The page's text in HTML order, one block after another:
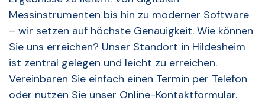
Messinstrumenten bis hin zu moderner Software
– wir setzen auf höchste Genauigkeit. Wie können
Sie uns erreichen? Unser Standort in Hildesheim
ist zentral gelegen und leicht zu erreichen.
Vereinbaren Sie einfach einen Termin per Telefon
oder nutzen Sie unser Online-Kontaktformular.